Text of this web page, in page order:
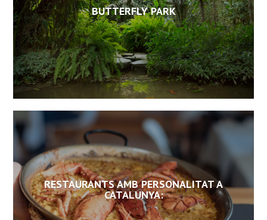
BUTTERFLY PARK
RESTAURANTS AMB PERSONALITAT A
CATALUNYA: